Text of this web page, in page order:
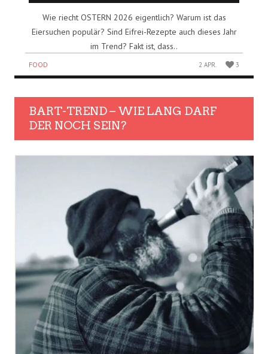
Wie riecht OSTERN 2026 eigentlich? Warum ist das
Eiersuchen populär? Sind Eifrei-Rezepte auch dieses Jahr
im Trend? Fakt ist, dass..
FOOD 2 APR. 3
BART-TREND – WIE LANG DARF
DER NOCH SEIN?